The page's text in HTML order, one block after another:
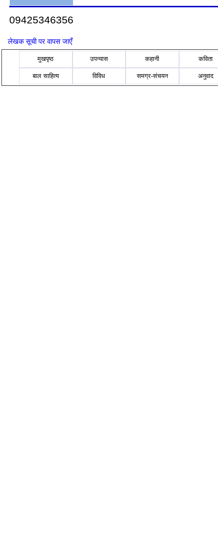
09425346356
लेखक सूची पर वापस जाएँ
मुखपृष्ठ उपन्यास कहानी कविता
बाल साहित्य विविध समग्र-संचयन अनुवाद